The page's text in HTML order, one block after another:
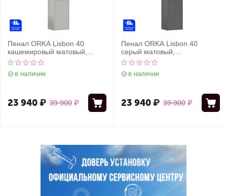
Пенал ORKA Lisbon 40
кашемировый матовый,
универсальный
в наличии
39 900 ₽
23 940₽
Пенал ORKA Lisbon 40
серый матовый,
универсальный
в наличии
39 900 ₽
23 940₽